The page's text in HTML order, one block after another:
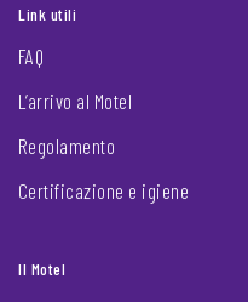
Link utili
FAQ
L’arrivo al Motel
Regolamento
Certificazione e igiene
Il Motel